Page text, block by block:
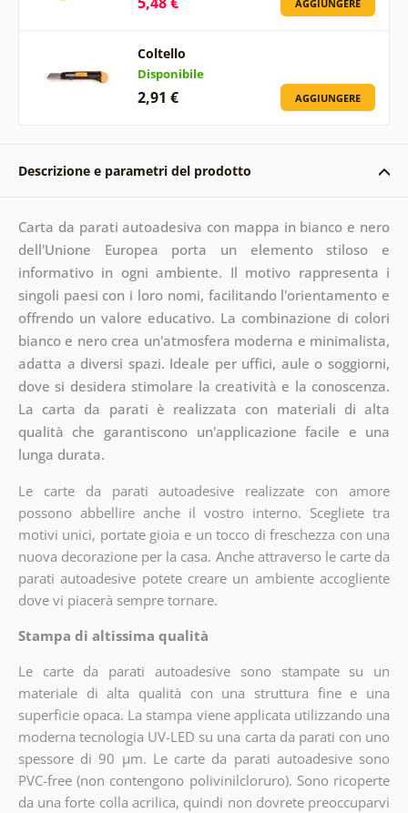
AGGIUNGERE
Coltello
Disponibile
2,91 € AGGIUNGERE
Descrizione e parametri del prodotto
Carta da parati autoadesiva con mappa in bianco e nero
dell'Unione Europea porta un elemento stiloso e
informativo in ogni ambiente. Il motivo rappresenta i
singoli paesi con i loro nomi, facilitando l'orientamento e
offrendo un valore educativo. La combinazione di colori
bianco e nero crea un'atmosfera moderna e minimalista,
adatta a diversi spazi. Ideale per uffici, aule o soggiorni,
dove si desidera stimolare la creatività e la conoscenza.
La carta da parati è realizzata con materiali di alta
qualità che garantiscono un'applicazione facile e una
lunga durata.
Le carte da parati autoadesive realizzate con amore
possono abbellire anche il vostro interno. Scegliete tra
motivi unici, portate gioia e un tocco di freschezza con una
nuova decorazione per la casa. Anche attraverso le carte da
parati autoadesive potete creare un ambiente accogliente
dove vi piacerà sempre tornare.
Stampa di altissima qualità
Le carte da parati autoadesive sono stampate su un
materiale di alta qualità con una struttura fine e una
superficie opaca. La stampa viene applicata utilizzando una
moderna tecnologia UV-LED su una carta da parati con uno
spessore di 90 µm. Le carte da parati autoadesive sono
PVC-free (non contengono polivinilcloruro). Sono ricoperte
da una forte colla acrilica, quindi non dovrete preoccuparvi